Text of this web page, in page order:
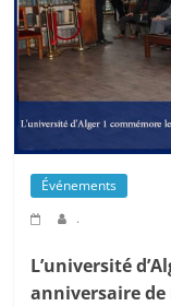
Événements
.
L’université
anniversaire de